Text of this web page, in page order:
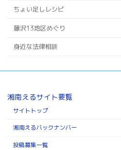
ちょい足しレシピ
藤沢13地区めぐり
身近な法律相談
湘南えるサイト要覧
サイトトップ
湘南えるバックナンバー
投稿募集一覧